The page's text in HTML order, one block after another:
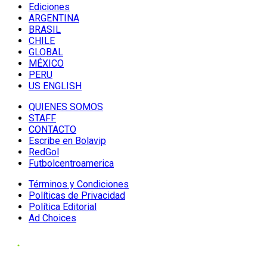
Ediciones
ARGENTINA
BRASIL
CHILE
GLOBAL
MÉXICO
PERU
US ENGLISH
QUIENES SOMOS
STAFF
CONTACTO
Escribe en Bolavip
RedGol
Futbolcentroamerica
Términos y Condiciones
Políticas de Privacidad
Política Editorial
Ad Choices